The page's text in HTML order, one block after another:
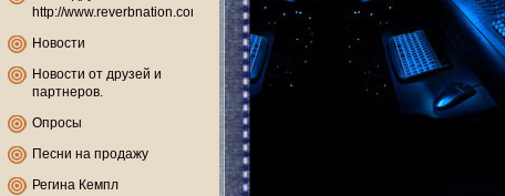
http://www.reverbnation.com
Новости
Новости от друзей и
партнеров.
Опросы
Песни на продажу
Регина Кемпл